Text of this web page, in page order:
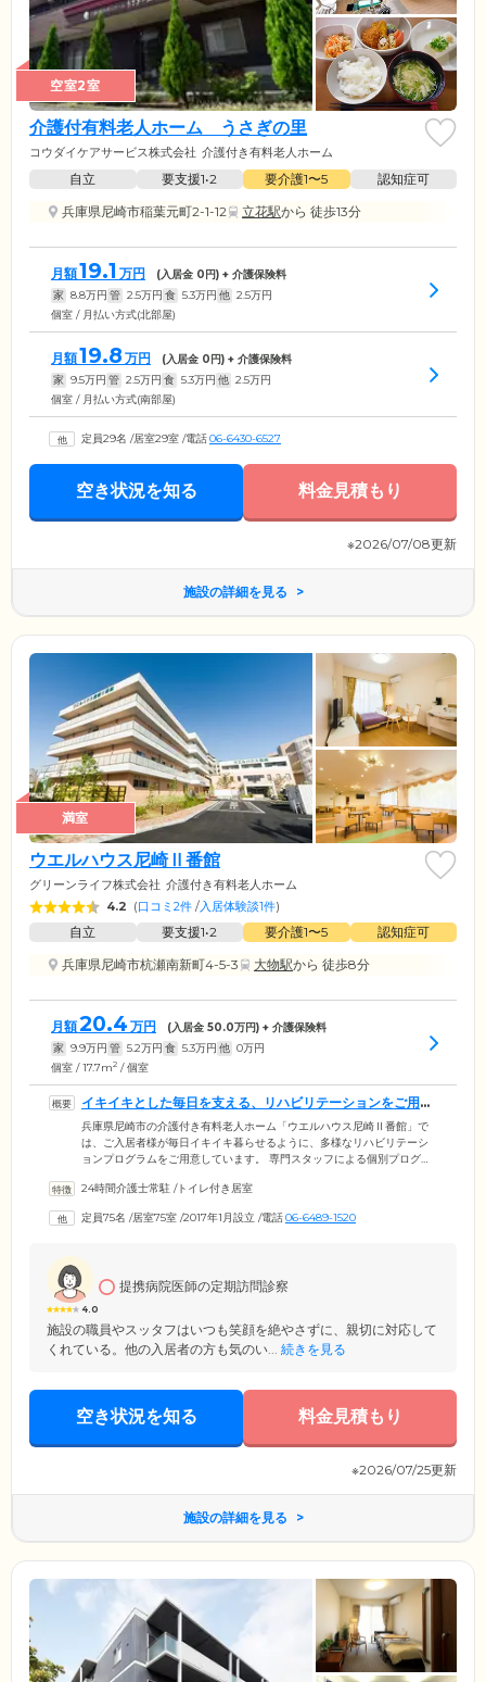
空室2室
介護付有料老人ホーム うさぎの里
コウダイケアサービス株式会社 介護付き有料老人ホーム
自立 要支援1•2 要介護1〜5
認知症可
兵庫県尼崎市稲葉元町2-1-12
立花駅から 徒歩13分
月額19.1 万円 (入居金 0円) + 介護保険料
家 8.8万円 管 2.5万円 食 5.3万円 他 2.5万円
個室 / 月払い方式(北部屋)
月額19.8 万円 (入居金 0円) + 介護保険料
家 9.5万円 管 2.5万円 食 5.3万円 他 2.5万円
個室 / 月払い方式(南部屋)
定員29名 /居室29室 /電話06-6430-6527
空き状況を知る 料金見積もり
※2026/07/08更新
施設の詳細を見る
満室
ウエルハウス尼崎Ⅱ番館
グリーンライフ株式会社 介護付き有料老人ホーム
4.2 (口コミ2件 /入居体験談1件)
自立 要支援1•2 要介護1〜5
認知症可
兵庫県尼崎市杭瀬南新町4-5-3
大物駅から 徒歩8分
月額20.4 万円 (入居金 50.0万円) + 介護保険料
家 9.9万円 管 5.2万円 食 5.3万円 他 0万円
個室 / 17.7m2 / 個室
イキイキとした毎日を支える、リハビリテーションをご用意
しています
兵庫県尼崎市の介護付き有料老人ホーム「ウエルハウス尼崎Ⅱ番館」で
は、ご入居者様が毎日イキイキ暮らせるように、多様なリハビリテーシ
ョンプログラムをご用意しています。 専門スタッフによる個別プログラ
ていますので、無理なくリハビリを継続できます。また、昼食前には理
入居者様の身体機能維持・向上に役立ちます。そのほかにも口腔機能維
24時間介護士常駐 /トイレ付き居室
定員75名 /居室75室 /2017年1月設立 /電話06-6489-1520
4.0
提携病院医師の定期訪問診察
施設の職員やスッタフはいつも笑顔を絶やさずに、親切に対応して
くれている。他の入居者の方も気のい... 続きを見る
空き状況を知る 料金見積もり
※2026/07/25更新
施設の詳細を見る